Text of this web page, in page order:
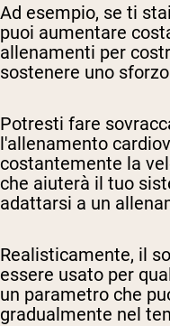
Ad esempio, se ti
puoi aumentare
allenamenti per
sostenere uno
Potresti fare
l'allenamento
costantemente la
che aiuterà il tuo
adattarsi a un
Realisticamente, il
essere usato per
un parametro che
gradualmente nel